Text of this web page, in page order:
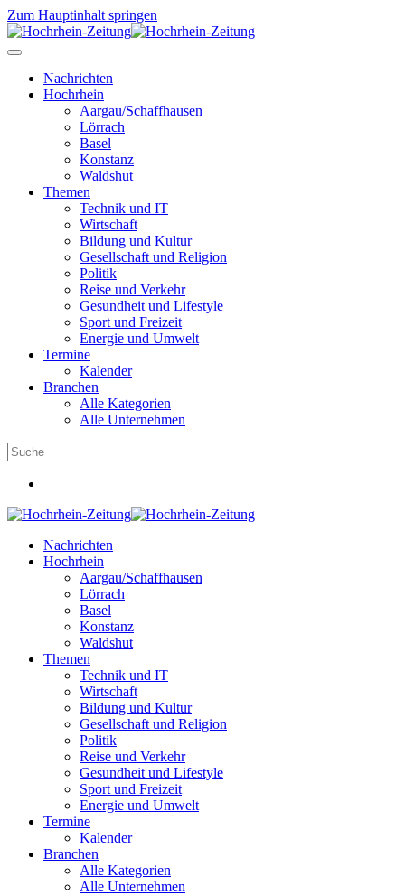
Zum Hauptinhalt springen
Nachrichten
Hochrhein
Aargau/Schaffhausen
Lörrach
Basel
Konstanz
Waldshut
Themen
Technik und IT
Wirtschaft
Bildung und Kultur
Gesellschaft und Religion
Politik
Reise und Verkehr
Gesundheit und Lifestyle
Sport und Freizeit
Energie und Umwelt
Termine
Kalender
Branchen
Alle Kategorien
Alle Unternehmen
Nachrichten
Hochrhein
Aargau/Schaffhausen
Lörrach
Basel
Konstanz
Waldshut
Themen
Technik und IT
Wirtschaft
Bildung und Kultur
Gesellschaft und Religion
Politik
Reise und Verkehr
Gesundheit und Lifestyle
Sport und Freizeit
Energie und Umwelt
Termine
Kalender
Branchen
Alle Kategorien
Alle Unternehmen